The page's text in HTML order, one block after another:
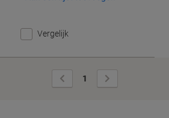
Vergelijk
Vorige
pagina
1
pagina